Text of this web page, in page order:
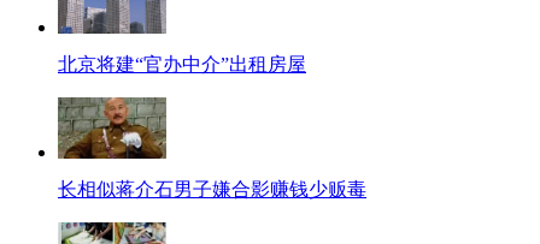
北京将建“官办中介”出租房屋
长相似蒋介石男子嫌合影赚钱少贩毒